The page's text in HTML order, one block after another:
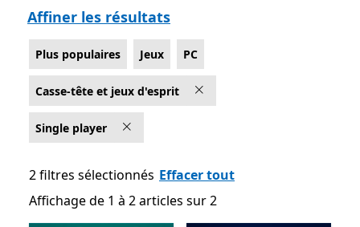
Affiner les résultats
Plus populaires Jeux PC
Casse-tête et jeux d'esprit
Single player
2 filtres sélectionnés Effacer tout
Affichage de 1 à 2 articles sur 2
Affichage de 1 à 2 articles sur 2